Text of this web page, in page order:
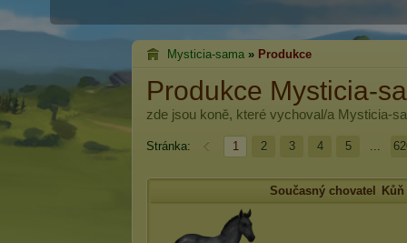
Mysticia-sama » Produkce
Produkce Mysticia-
zde jsou koně, které vychoval/a Mysticia-
Stránka: 1 2 3 4 5 ...
Současný chovatel Kůň